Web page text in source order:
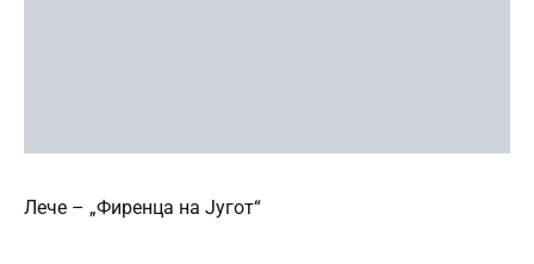
Лече – „Фиренца на Југот“